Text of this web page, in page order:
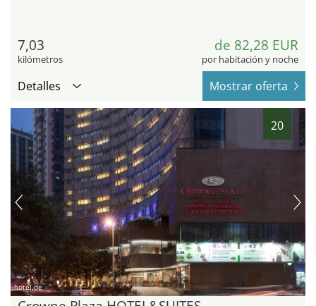
7,03
kilómetros
de 82,28 EUR
por habitación y noche
Detalles Mostrar oferta
20
hotel.de